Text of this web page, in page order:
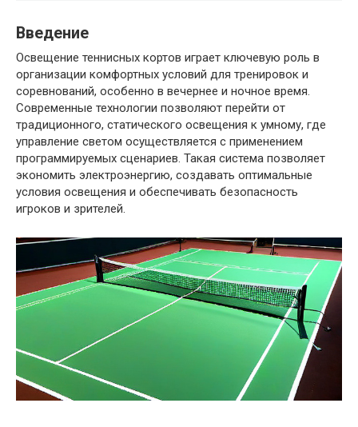
Введение
Освещение теннисных кортов играет ключевую роль в
организации комфортных условий для тренировок и
соревнований, особенно в вечернее и ночное время.
Современные технологии позволяют перейти от
традиционного, статического освещения к умному, где
управление светом осуществляется с применением
программируемых сценариев. Такая система позволяет
экономить электроэнергию, создавать оптимальные
условия освещения и обеспечивать безопасность
игроков и зрителей.